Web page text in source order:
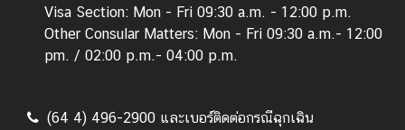
ธุ
ร
จ
Visa Section: Mon - Fri 09:30 a.m. - 12:00 p.m.
Other Consular Matters: Mon - Fri 09:30 a.m.- 12:00
pm. / 02:00 p.m.- 04:00 p.m.
(64 4) 496-2900 และเบอร์ติดต่อกรณีฉุกเฉิน